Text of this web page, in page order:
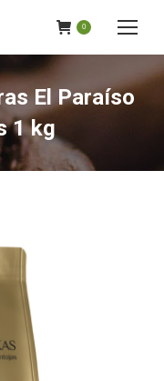
0
El Paraíso
1 kg